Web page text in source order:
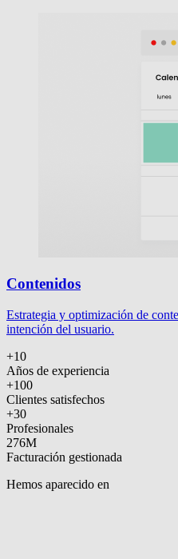
Contenidos
Estrategia y optimización de
intención del usuario.
+10
Años de experiencia
+100
Clientes satisfechos
+30
Profesionales
276M
Facturación gestionada
Hemos aparecido en